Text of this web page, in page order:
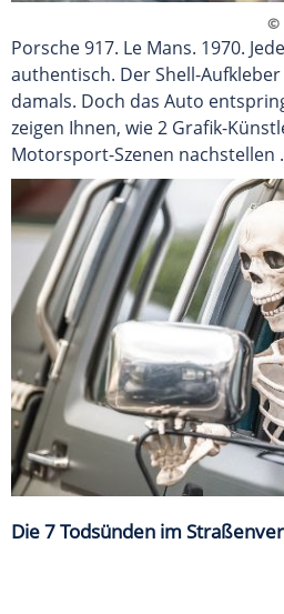
©
Porsche 917. Le Mans. 1970.
authentisch. Der Shell-
damals. Doch das Auto
zeigen Ihnen, wie 2 Grafik-
Motorsport-Szenen nachstellen
Die 7 Todsünden im